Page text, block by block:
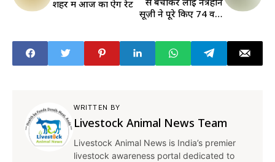
शहर में आज का ऐग रेट
सूज़ी ने पूरे किए 74 वर्ष,
WRITTEN BY
Livestock Animal News Team
Livestock Animal News is India’s premier
livestock awareness portal dedicated to